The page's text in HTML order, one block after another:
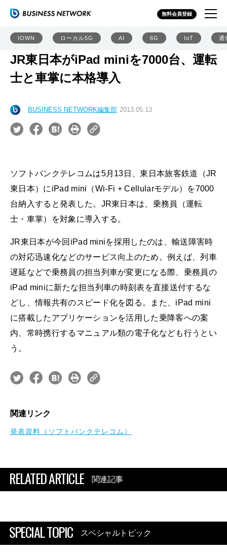
無料会員登録
IOWN ローカル5G AI 6G IoT 通
JR東日本がiPad miniを7000台、運転
士と車掌に本格導入
BUSINESS NETWORK編集部 2013.05.13
ソフトバンクテレコムは5月13日、東日本旅客鉄道（JR
東日本）にiPad mini（Wi-Fi + Cellularモデル）を7000
台納入すると発表した。JR東日本は、乗務員（運転
士・車掌）を対象に導入する。
JR東日本が今回iPad miniを採用したのは、輸送障害時
の対応迅速化などのサービス向上のため。例えば、列車
遅延などで乗務員の担当列車が変更になる際、乗務員の
iPad miniに新たな担当列車の時刻表を直接送付するな
どし、情報共有のスピード化を図る。また、iPad mini
に搭載したアプリケーションを活用した乗降客への案
内、常時携行するマニュアル類の電子化なども行うとい
う。
関連リンク
発表資料（ソフトバンクテレコム）
RELATED ARTICLE 関連記事
SPECIAL TOPIC スペシャルトピック